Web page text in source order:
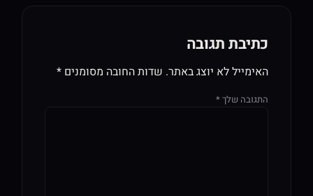
כתיבת תגובה
האימייל לא יוצג באתר. שדות החובה מסומנים *
התגובה שלך*